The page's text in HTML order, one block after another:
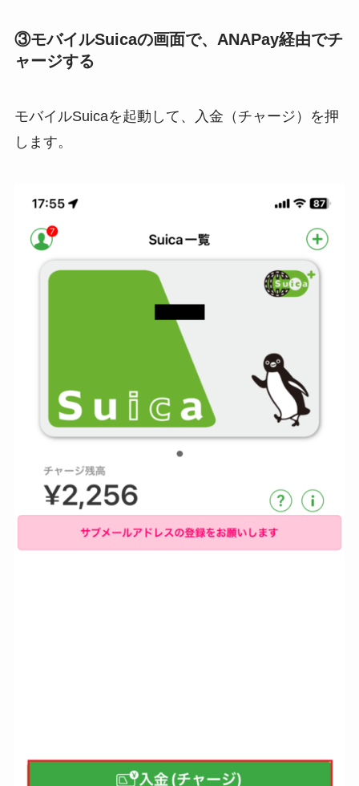
③モバイルSuicaの画面で、ANAPay経由でチ
ャージする
モバイルSuicaを起動して、入金（チャージ）を押
します。